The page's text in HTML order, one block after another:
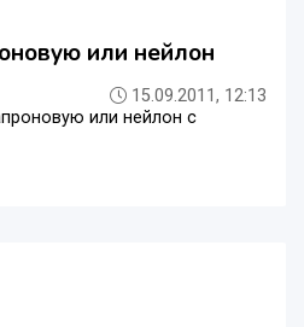
или нейлон
15.09.2011, 12:13
или нейлон с